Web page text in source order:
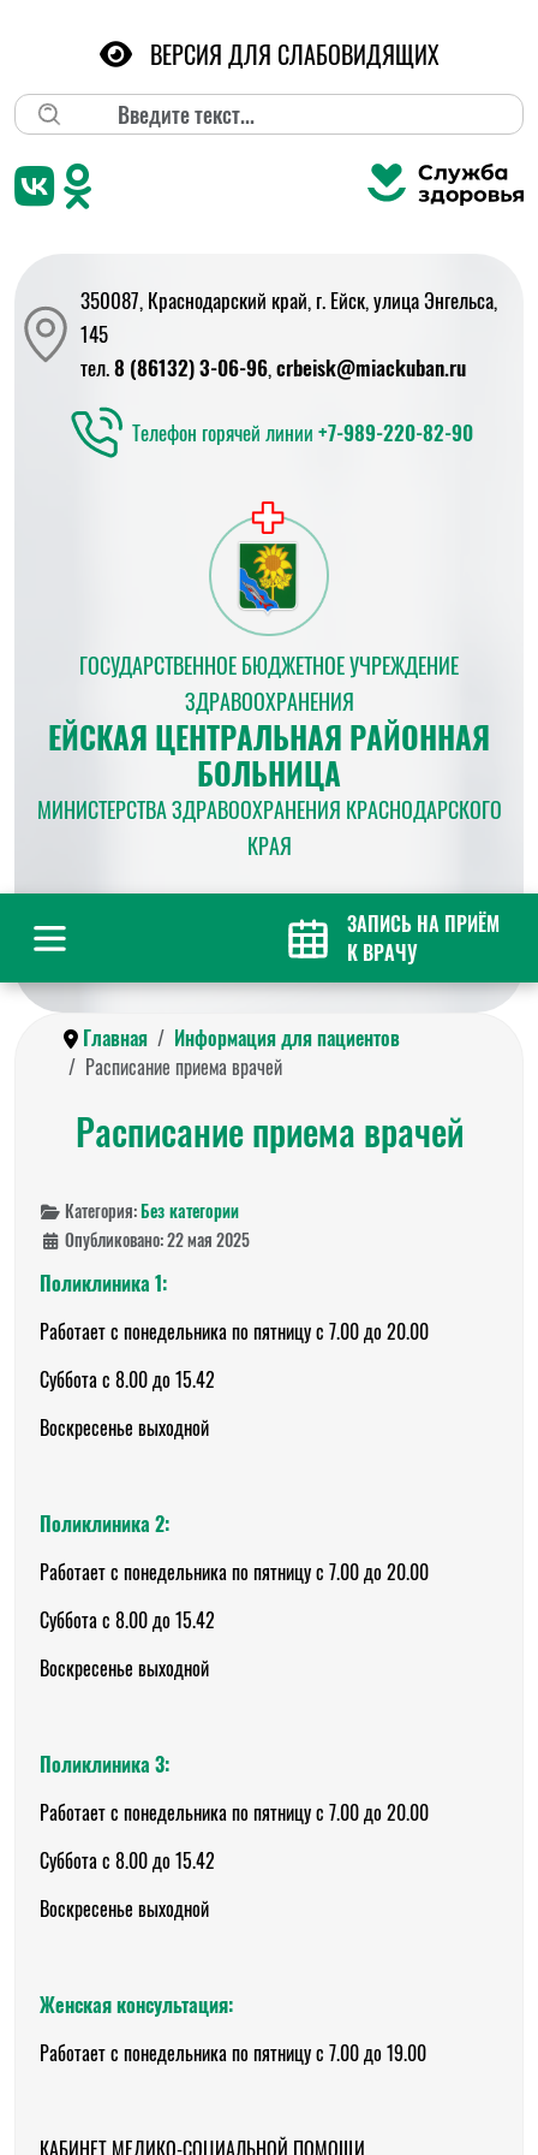
Поиск
ВЕРСИЯ ДЛЯ СЛАБОВИДЯЩИХ
350087, Краснодарский край, г. Ейск, улица Энгельса,
145
тел.8 (86132) 3-06-96,crbeisk@miackuban.ru
Телефон горячей линии +7-989-220-82-90
ГОСУДАРСТВЕННОЕ БЮДЖЕТНОЕ УЧРЕЖДЕНИЕ
ЗДРАВООХРАНЕНИЯ
ЕЙСКАЯ ЦЕНТРАЛЬНАЯ РАЙОННАЯ
БОЛЬНИЦА
МИНИСТЕРСТВА ЗДРАВООХРАНЕНИЯ КРАСНОДАРСКОГО
КРАЯ
ЗАПИСЬ НА ПРИЁМ
К ВРАЧУ
Главная
Информация для пациентов
Расписание приема врачей
Расписание приема врачей
Категория:Без категории
Опубликовано: 22 мая 2025
Поликлиника 1:
Работает с понедельника по пятницу с 7.00 до 20.00
Суббота с 8.00 до 15.42
Воскресенье выходной
Поликлиника 2:
Работает с понедельника по пятницу с 7.00 до 20.00
Суббота с 8.00 до 15.42
Воскресенье выходной
Поликлиника 3:
Работает с понедельника по пятницу с 7.00 до 20.00
Суббота с 8.00 до 15.42
Воскресенье выходной
Женская консультация:
Работает с понедельника по пятницу с 7.00 до 19.00
КАБИНЕТ МЕДИКО-СОЦИАЛЬНОЙ ПОМОЩИ